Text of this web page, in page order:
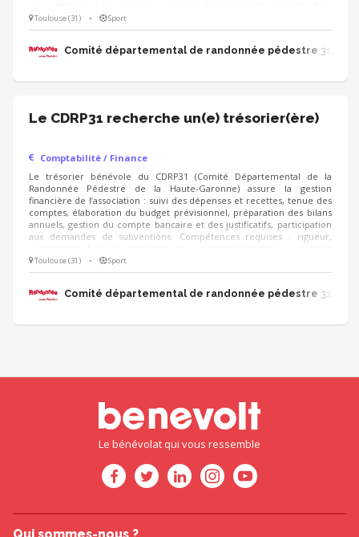
la promotion de la randonnée et du patrimoine local. Votre expertise
contribuera directement à la réussite de notre association
Toulouse (31) • Sport
Comité départemental de randonnée pédestre 31
Le CDRP31 recherche un(e) trésorier(ère)
Comptabilité / Finance
Le trésorier bénévole du CDRP31 (Comité Départemental de la
Randonnée Pédestre de la Haute-Garonne) assure la gestion
financière de l’association : suivi des dépenses et recettes, tenue des
comptes, élaboration du budget prévisionnel, préparation des bilans
annuels, gestion du compte bancaire et des justificatifs, participation
aux demandes de subventions. Compétences requises : rigueur,
des outils bureautiques, esprit d’équipe et bien évidemment de la
bonne humeur !
Toulouse (31) • Sport
Comité départemental de randonnée pédestre 31
Le bénévolat qui vous ressemble